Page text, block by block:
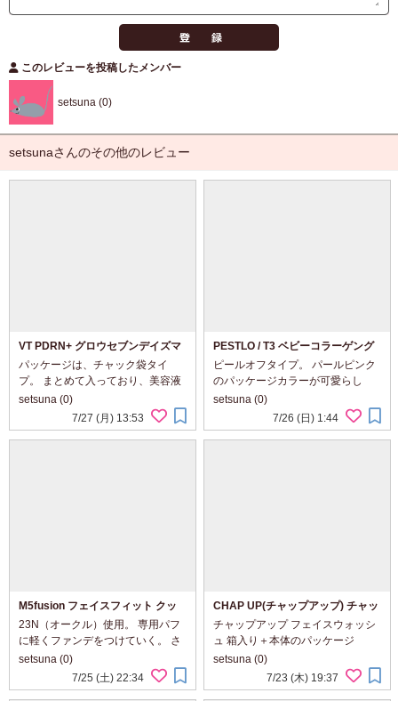
このレビューを投稿したメンバー
setsuna (0)
setsunaさんのその他のレビュー
VT PDRN+ グロウセブンデイズマ
スク
パッケージは、チャック袋タイ
プ。 まとめて入っており、美容液
たっぷりでひたひた～。 パッケー
ジカラーは、さわやかな水色系で
私好み。 色からもうるおいやみ
setsuna (0)
7/27 (月) 13:53
PESTLO / T3 ベビーコラーゲング
ローマスク
ピールオフタイプ。 パールピンク
のパッケージカラーが可愛らし
い。 中身は、白くややねっちょり
としたテクスチャー。 すっとのび
て、ピタッとフィットするような
setsuna (0)
7/26 (日) 1:44
M5fusion フェイスフィット クッ
ション ファンデーション
23N（オークル）使用。 専用パフ
に軽くファンデをつけていく。 さ
らっとしたファンデで、すっとな
じんでいく。 パフて軽くとんとん
とたたくように。 ピタッとフィッ
setsuna (0)
7/25 (土) 22:34
CHAP UP(チャップアップ) チャッ
プアップフェイスウォッシュ
チャップアップ フェイスウォッシ
ュ 箱入り＋本体のパッケージ
150g入りなので、たっぷり感がう
れしい。 モスグリーンのチューブ
に、ブラックのロゴデザインやキ
setsuna (0)
7/23 (木) 19:37